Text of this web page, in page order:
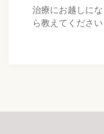
治療にお越しに
ら教えてくださ